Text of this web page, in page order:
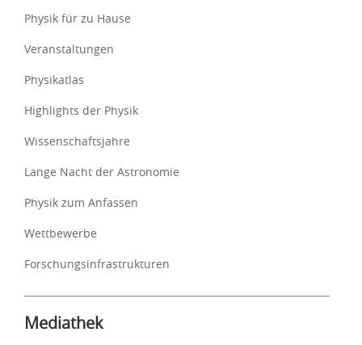
Physik für zu Hause
Veranstaltungen
Physikatlas
Highlights der Physik
Wissenschaftsjahre
Lange Nacht der Astronomie
Physik zum Anfassen
Wettbewerbe
Forschungsinfrastrukturen
Mediathek